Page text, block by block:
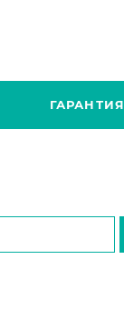
ГАРАНТИЯ